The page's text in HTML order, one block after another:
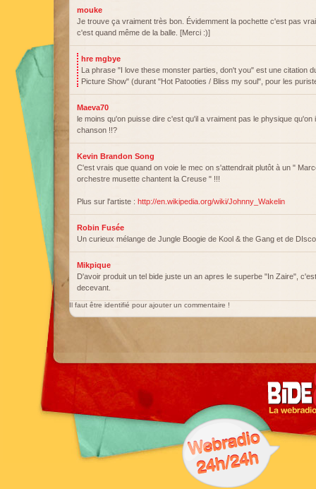
mouke
Je trouve ça vraiment très bon. Évidemment la pochette c'est pas
c'est quand même de la balle. [Merci :)]
hre mgbye
La phrase "I love these monster parties, don't you" est une citation
Picture Show" (durant "Hot Patooties / Bliss my soul", pour les
Maeva70
le moins qu'on puisse dire c'est qu'il a vraiment pas le physique qu'on
chanson !!?
Kevin Brandon Song
C'est vrais que quand on voie le mec on s'attendrait plutôt à un "
orchestre musette chantent la Creuse " !!!
Plus sur l'artiste : http://en.wikipedia.org/wiki/Johnny_Wakelin
Robin Fusée
Un curieux mélange de Jungle Boogie de Kool & the Gang et de
Mikpique
D'avoir produit un tel bide juste un an apres le superbe "In Zaire",
decevant.
Il faut être identifié pour ajouter un commentaire !